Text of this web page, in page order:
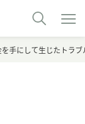
手にして生じたトラブ